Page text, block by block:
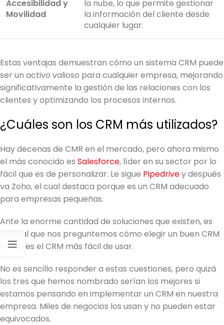
Accesibilidad y
Movilidad
la nube, lo que permite gestionar
la información del cliente desde
cualquier lugar.
Estas ventajas demuestran cómo un sistema CRM puede
ser un activo valioso para cualquier empresa, mejorando
significativamente la gestión de las relaciones con los
clientes y optimizando los procesos internos.
¿Cuáles son los CRM más utilizados?
Hay decenas de CMR en el mercado, pero ahora mismo
el más conocido es Salesforce, líder en su sector por lo
fácil que es de personalizar. Le sigue Pipedrivey después
va Zoho, el cual destaca porque es un CRM adecuado
para empresas pequeñas.
Ante la enorme cantidad de soluciones que existen, es
normal que nos preguntemos cómo elegir un buen CRM
o cuál es el CRM más fácil de usar.
No es sencillo responder a estas cuestiones, pero quizá
los tres que hemos nombrado serían los mejores si
estamos pensando en implementar un CRM en nuestra
empresa. Miles de negocios los usan y no pueden estar
equivocados.